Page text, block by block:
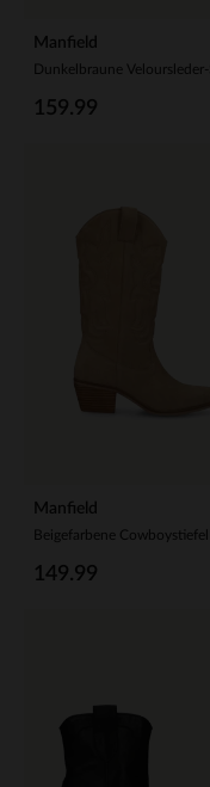
Manfield
159.99
Manfield
149.99